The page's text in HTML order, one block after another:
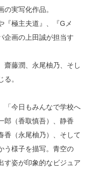
実写化作品。
『極主夫道』、『Gメ
企画の上田誠が担当す
齋藤潤、永尾柚乃、そし
。
「今日もみんなで学校へ
郎（香取慎吾）、静香
香（永尾柚乃）、そして
う様子を描写。青空の
す姿が印象的なビジュア